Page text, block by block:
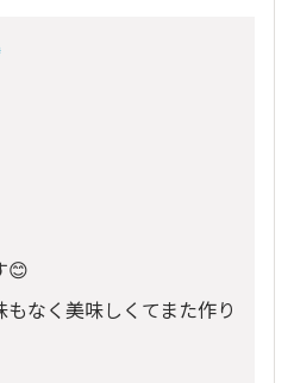
😊
なく美味しくてまた作り